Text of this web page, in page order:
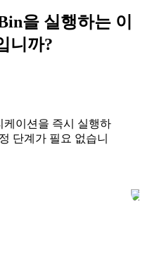
을 실행하는 이
니까?
이션을 즉시 실행하
단계가 필요 없습니